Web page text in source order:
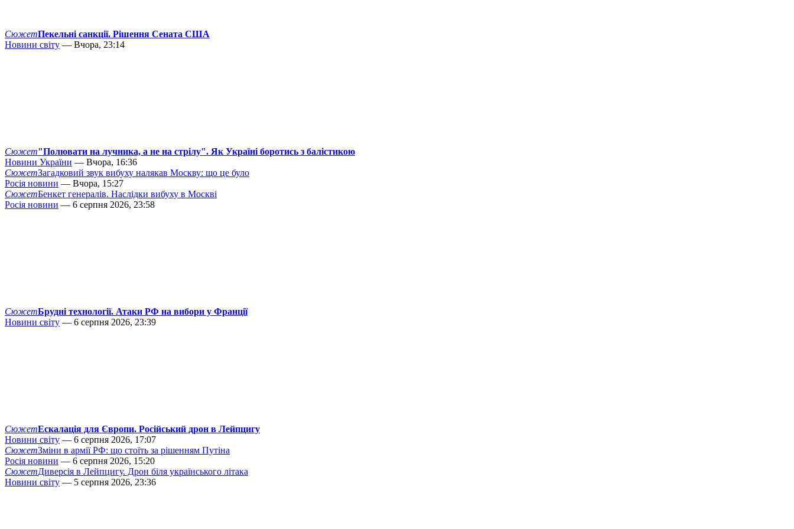
СюжетПекельні санкції. Рішення Сената США
Новини світу — Вчора, 23:14
Сюжет"Полювати на лучника, а не на стрілу". Як Україні боротись з балістикою
Новини України — Вчора, 16:36
СюжетЗагадковий звук вибуху налякав Москву: що це було
Росія новини — Вчора, 15:27
СюжетБенкет генералів. Наслідки вибуху в Москві
Росія новини — 6 серпня 2026, 23:58
СюжетБрудні технології. Атаки РФ на вибори у Франції
Новини світу — 6 серпня 2026, 23:39
СюжетЕскалація для Європи. Російський дрон в Лейпцигу
Новини світу — 6 серпня 2026, 17:07
СюжетЗміни в армії РФ: що стоїть за рішенням Путіна
Росія новини — 6 серпня 2026, 15:20
СюжетДиверсія в Лейпцигу. Дрон біля українського літака
Новини світу — 5 серпня 2026, 23:36